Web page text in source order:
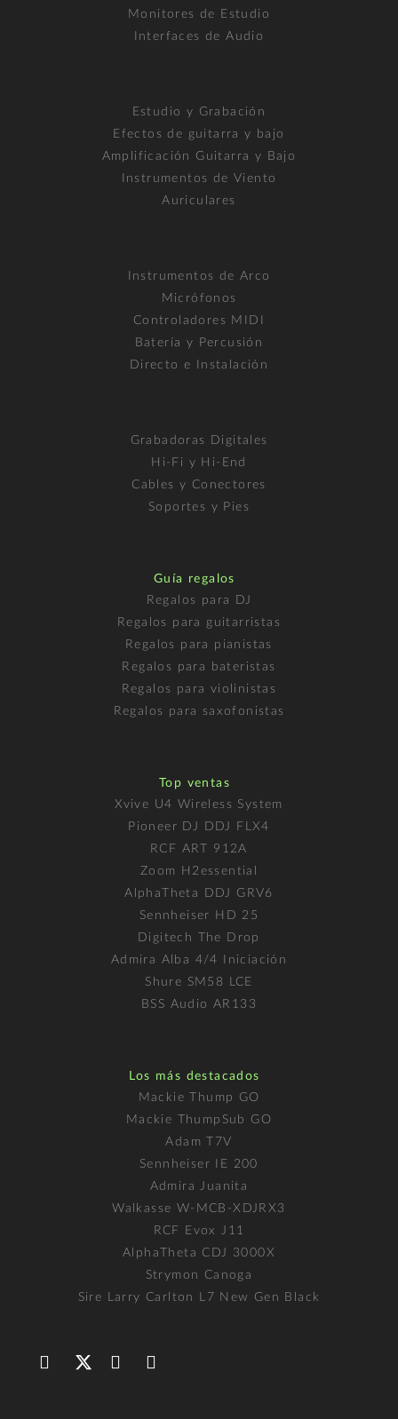
Monitores de Estudio
Interfaces de Audio
Estudio y Grabación
Efectos de guitarra y bajo
Amplificación Guitarra y Bajo
Instrumentos de Viento
Auriculares
Instrumentos de Arco
Micrófonos
Controladores MIDI
Batería y Percusión
Directo e Instalación
Grabadoras Digitales
Hi-Fi y Hi-End
Cables y Conectores
Soportes y Pies
Guía regalos
Regalos para DJ
Regalos para guitarristas
Regalos para pianistas
Regalos para bateristas
Regalos para violinistas
Regalos para saxofonistas
Top ventas
Xvive U4 Wireless System
Pioneer DJ DDJ FLX4
RCF ART 912A
Zoom H2essential
AlphaTheta DDJ GRV6
Sennheiser HD 25
Digitech The Drop
Admira Alba 4/4 Iniciación
Shure SM58 LCE
BSS Audio AR133
Los más destacados
Mackie Thump GO
Mackie ThumpSub GO
Adam T7V
Sennheiser IE 200
Admira Juanita
Walkasse W-MCB-XDJRX3
RCF Evox J11
AlphaTheta CDJ 3000X
Strymon Canoga
Sire Larry Carlton L7 New Gen Black